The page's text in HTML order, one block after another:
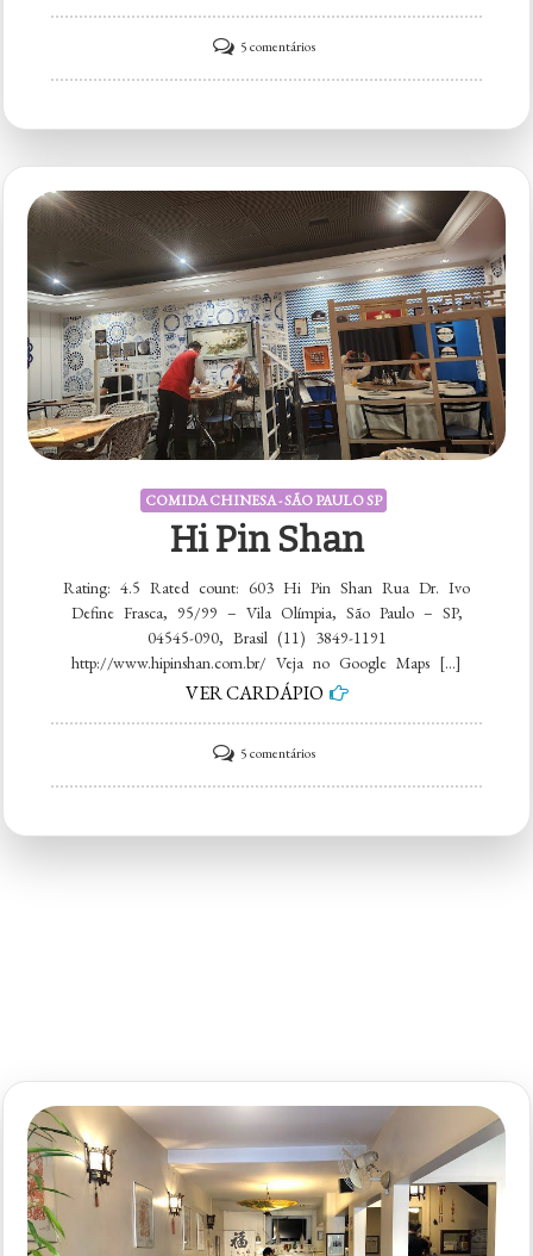
5 comentáriosem
Song
Paulo
COMIDA CHINESA - SÃO PAULO SP
Hi Pin Shan
Rating: 4.5 Rated count: 603 Hi Pin Shan Rua Dr. Ivo
Define Frasca, 95/99 – Vila Olímpia, São Paulo – SP,
04545-090, Brasil (11) 3849-1191
http://www.hipinshan.com.br/ Veja no Google Maps […]
VER CARDÁPIO
5 comentáriosem
Hi